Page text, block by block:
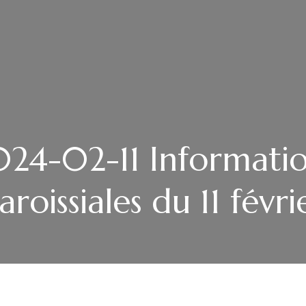
02-11
du 11